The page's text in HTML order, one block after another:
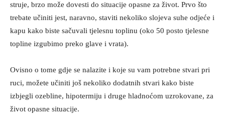
struje, brzo može dovesti do situacije opasne za život. Prvo što
trebate učiniti jest, naravno, staviti nekoliko slojeva suhe odjeće i
kapu kako biste sačuvali tjelesnu toplinu (oko 50 posto tjelesne
topline izgubimo preko glave i vrata).
Ovisno o tome gdje se nalazite i koje su vam potrebne stvari pri
ruci, možete učiniti još nekoliko dodatnih stvari kako biste
izbjegli ozebline, hipotermiju i druge hladnoćom uzrokovane, za
život opasne situacije.